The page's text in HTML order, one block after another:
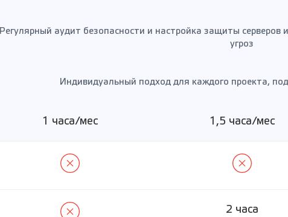
Регулярный аудит безопасности и настройка защиты
угроз
Индивидуальный подход для каждого проекта,
1 часа/мес 1,5 часа/мес
2 часа